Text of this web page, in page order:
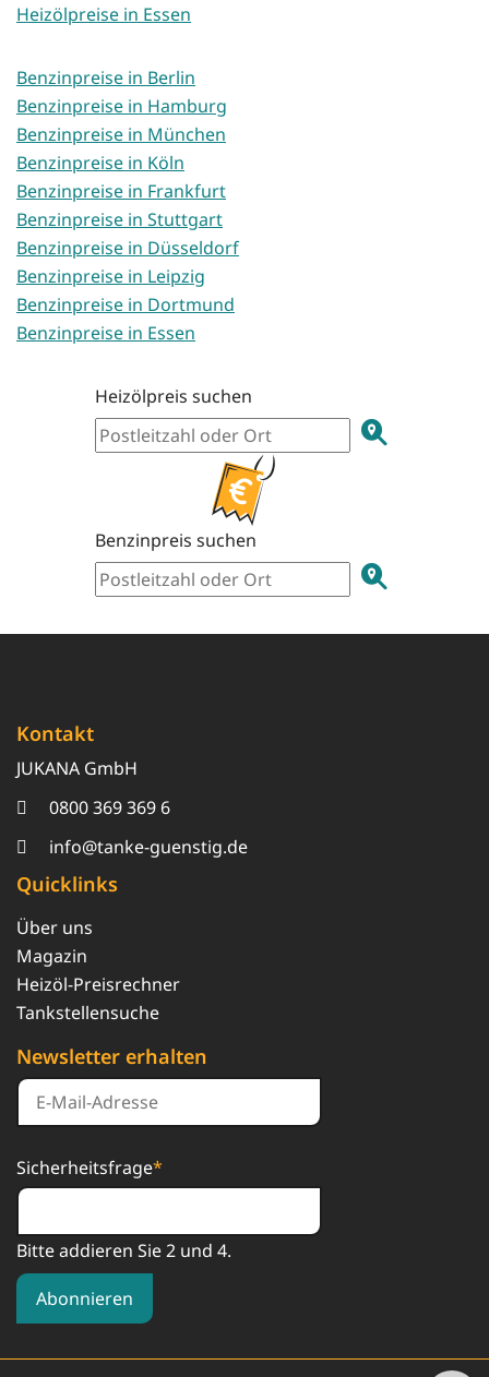
Heizölpreise in Essen
Benzinpreise in Berlin
Benzinpreise in Hamburg
Benzinpreise in München
Benzinpreise in Köln
Benzinpreise in Frankfurt
Benzinpreise in Stuttgart
Benzinpreise in Düsseldorf
Benzinpreise in Leipzig
Benzinpreise in Dortmund
Benzinpreise in Essen
Heizölpreis suchen
Benzinpreis suchen
Kontakt
JUKANA GmbH
0800 369 369 6
info@tanke-guenstig.de
Quicklinks
Über uns
Magazin
Heizöl-Preisrechner
Tankstellensuche
Newsletter erhalten
Sicherheitsfrage*
Bitte addieren Sie 2 und 4.
Abonnieren